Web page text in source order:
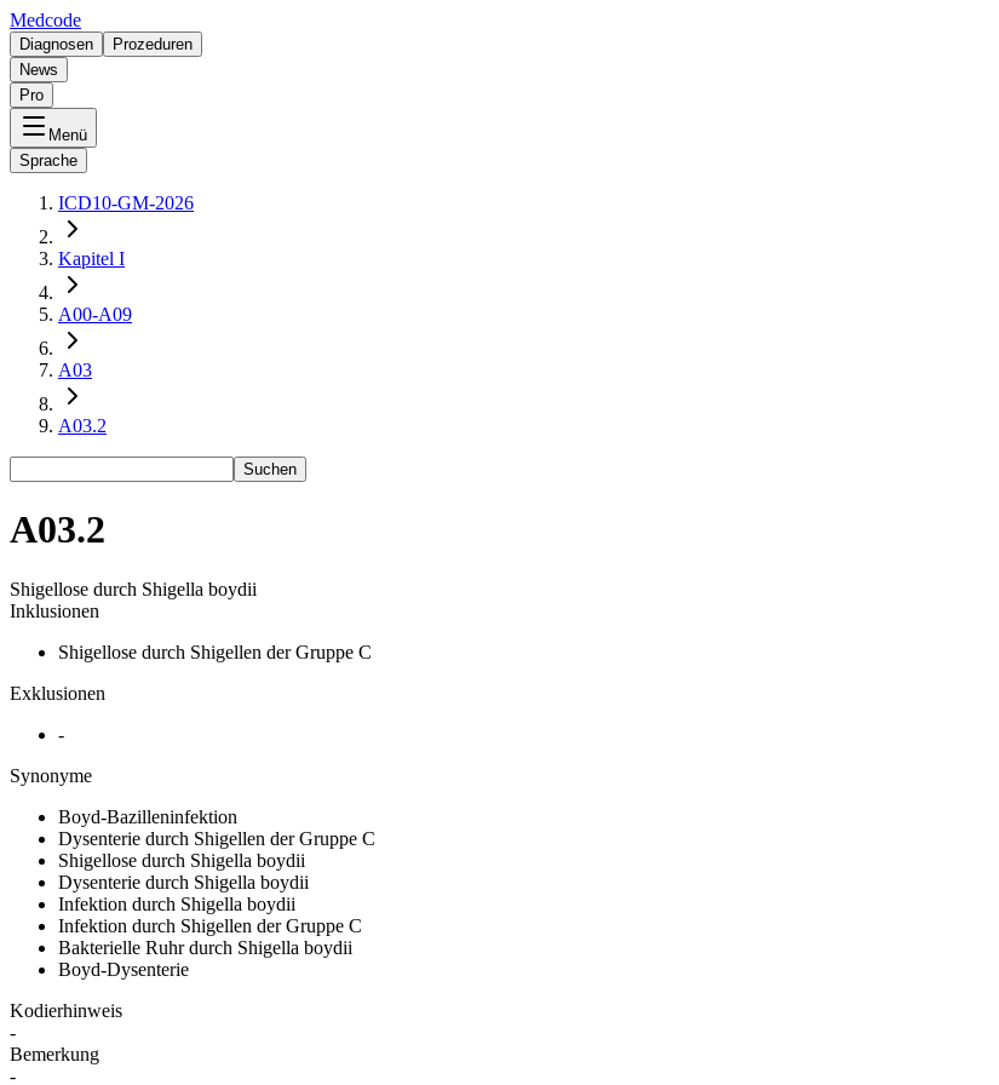
Medcode
Diagnosen
Prozeduren
News
Pro
Menü
Sprache
ICD10-GM-2026
Kapitel I
A00-A09
A03
A03.2
Suchen
A03.2
Shigellose durch Shigella boydii
Inklusionen
Shigellose durch Shigellen der Gruppe C
Exklusionen
-
Synonyme
Boyd-Bazilleninfektion
Dysenterie durch Shigellen der Gruppe C
Shigellose durch Shigella boydii
Dysenterie durch Shigella boydii
Infektion durch Shigella boydii
Infektion durch Shigellen der Gruppe C
Bakterielle Ruhr durch Shigella boydii
Boyd-Dysenterie
Kodierhinweis
-
Bemerkung
-